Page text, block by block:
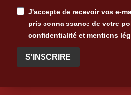
J'accepte de recevoir vos e-
pris connaissance de votre
confidentialité et mentions
S'INSCRIRE